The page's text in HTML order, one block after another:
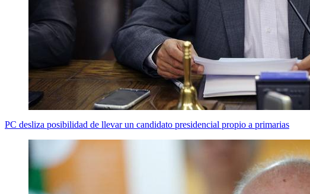
PC desliza posibilidad de llevar un candidato presidencial propio a primarias